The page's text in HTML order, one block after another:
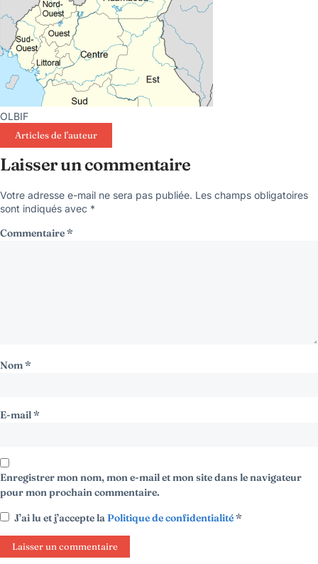
OLBIF
Articles de l'auteur
Laisser un commentaire
Votre adresse e-mail ne sera pas publiée. Les champs obligatoires
sont indiqués avec *
Commentaire*
Nom*
E-mail*
Enregistrer mon nom, mon e-mail et mon site dans le navigateur
pour mon prochain commentaire.
J’ai lu et j’accepte laPolitique de confidentialité*